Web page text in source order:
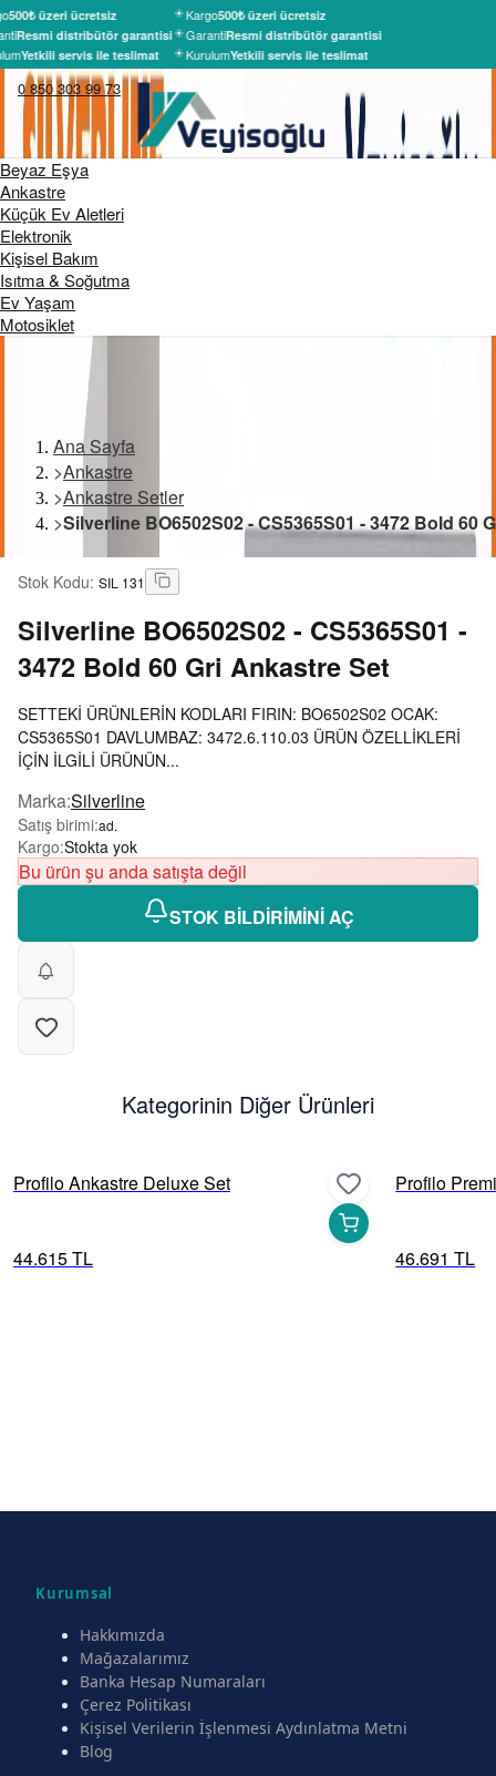
500₺ üzeri ücretsiz
Resmi distribütör garantisi
Yetkili servis ile teslimat
Kargo500₺ üzeri ücretsiz
GarantiResmi distribütör garantisi
KurulumYetkili servis ile teslimat
0 850 303 99 73
Beyaz Eşya
Ankastre
Küçük Ev Aletleri
Elektronik
Kişisel Bakım
Isıtma & Soğutma
Ev Yaşam
Motosiklet
Ana Sayfa
>Ankastre
>Ankastre Setler
>Silverline BO6502S02 - CS5365S01 - 3472 Bold 60
Stok Kodu: SIL 131
Silverline BO6502S02 - CS5365S01 -
3472 Bold 60 Gri Ankastre Set
SETTEKİ ÜRÜNLERİN KODLARI FIRIN: BO6502S02 OCAK:
CS5365S01 DAVLUMBAZ: 3472.6.110.03 ÜRÜN ÖZELLİKLERİ
İÇİN İLGİLİ ÜRÜNÜN...
Marka:Silverline
Satış birimi:ad.
Kargo:Stokta yok
Bu ürün şu anda satışta değil
STOK BİLDİRİMİNİ AÇ
Kategorinin Diğer Ürünleri
Profilo Ankastre Deluxe Set
44.615 TL
Profilo
46.691 TL
Kurumsal
Hakkımızda
Mağazalarımız
Banka Hesap Numaraları
Çerez Politikası
Kişisel Verilerin İşlenmesi Aydınlatma Metni
Blog